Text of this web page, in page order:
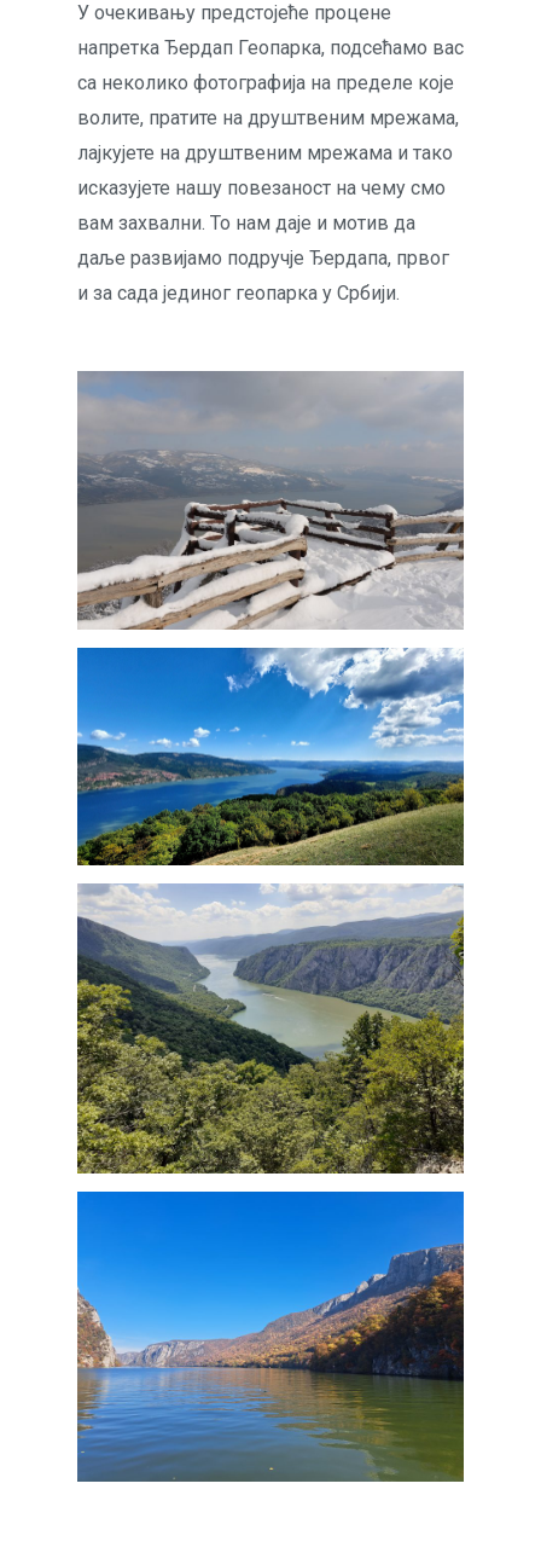
У очекивању предстојеће процене
напретка Ђердап Геопарка, подсећамо вас
са неколико фотографија на пределе које
волите, пратите на друштвеним мрежама,
лајкујете на друштвеним мрежама и тако
исказујете нашу повезаност на чему смо
вам захвални. То нам даје и мотив да
даље развијамо подручје Ђердапа, првог
и за сада јединог геопарка у Србији.